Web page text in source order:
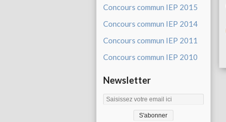
Concours commun IEP 2015
Concours commun IEP 2014
Concours commun IEP 2011
Concours commun IEP 2010
Newsletter